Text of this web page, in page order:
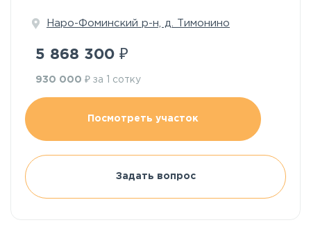
Наро-Фоминский р-н, д. Тимонино
5 868 300 ₽
930 000 ₽ за 1 сотку
Посмотреть участок
Задать вопрос